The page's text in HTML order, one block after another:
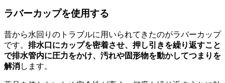
ラバーカップを使用する
昔から水回りのトラブルに用いられてきたのがラバーカップ
です。 排水口にカップを密着させ、押し引きを繰り返すこと
で排水管内に圧力をかけ、汚れや固形物を動かしてつまりを
解消します。